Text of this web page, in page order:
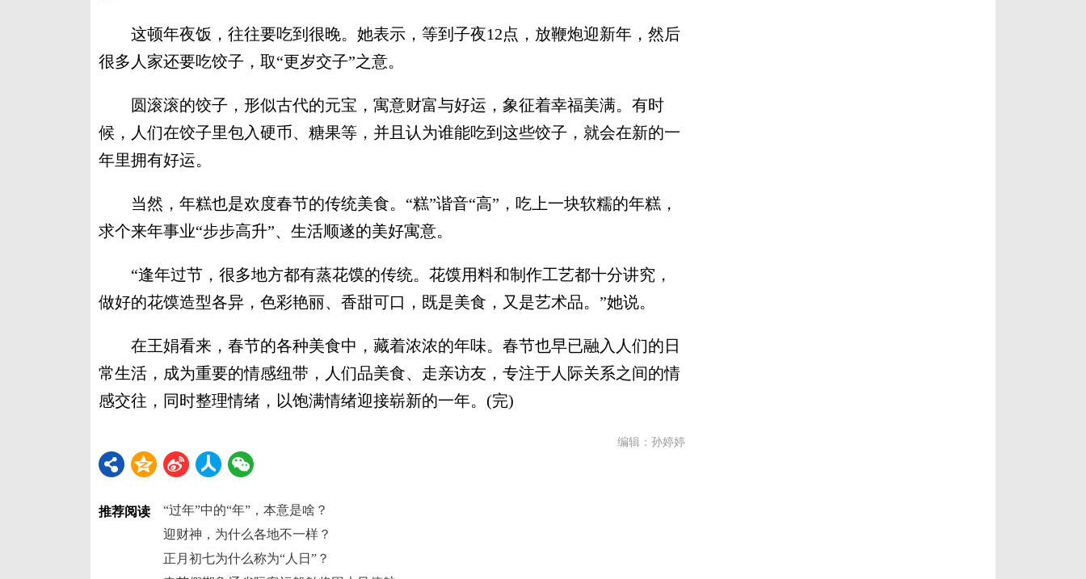
这顿年夜饭，往往要吃到很晚。她表示，等到子夜12点，放鞭炮迎新年，然后
很多人家还要吃饺子，取“更岁交子”之意。
圆滚滚的饺子，形似古代的元宝，寓意财富与好运，象征着幸福美满。有时
候，人们在饺子里包入硬币、糖果等，并且认为谁能吃到这些饺子，就会在新的一
年里拥有好运。
当然，年糕也是欢度春节的传统美食。“糕”谐音“高”，吃上一块软糯的年糕，
求个来年事业“步步高升”、生活顺遂的美好寓意。
“逢年过节，很多地方都有蒸花馍的传统。花馍用料和制作工艺都十分讲究，
做好的花馍造型各异，色彩艳丽、香甜可口，既是美食，又是艺术品。”她说。
在王娟看来，春节的各种美食中，藏着浓浓的年味。春节也早已融入人们的日
常生活，成为重要的情感纽带，人们品美食、走亲访友，专注于人际关系之间的情
感交往，同时整理情绪，以饱满情绪迎接崭新的一年。(完)
编辑：孙婷婷
推荐阅读
“过年”中的“年”，本意是啥？
迎财神，为什么各地不一样？
正月初七为什么称为“人日”？